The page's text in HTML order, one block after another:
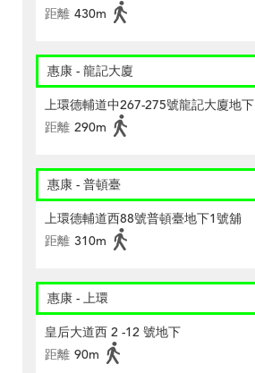
距離 430m
惠康 - 龍記大廈
上環德輔道中267-275號龍記大廈地下
距離 290m
惠康 - 普頓臺
上環德輔道西88號普頓臺地下1號舖
距離 310m
惠康 - 上環
皇后大道西 2 -12 號地下
距離 90m